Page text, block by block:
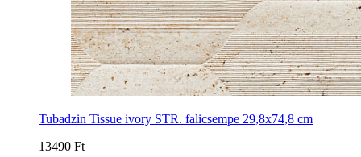
Tubadzin Tissue ivory STR. falicsempe 29,8x74,8 cm
13490 Ft